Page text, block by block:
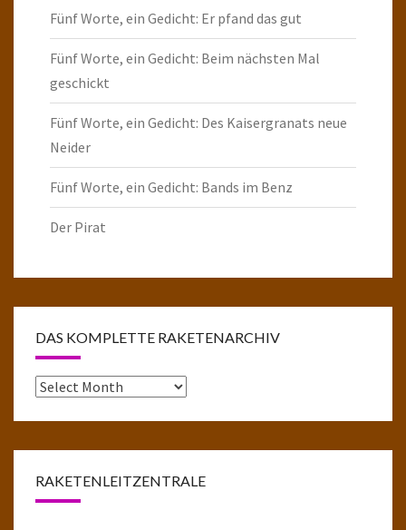
Fünf Worte, ein Gedicht: Er pfand das gut
Fünf Worte, ein Gedicht: Beim nächsten Mal
geschickt
Fünf Worte, ein Gedicht: Des Kaisergranats neue
Neider
Fünf Worte, ein Gedicht: Bands im Benz
Der Pirat
DAS KOMPLETTE RAKETENARCHIV
Das
RAKETENLEITZENTRALE